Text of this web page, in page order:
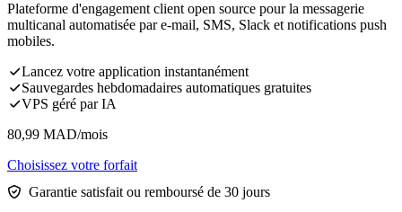
Plateforme d'engagement client open source pour la messagerie
multicanal automatisée par e-mail, SMS, Slack et notifications push
mobiles.
Lancez votre application instantanément
Sauvegardes hebdomadaires automatiques gratuites
VPS géré par IA
80,99 MAD/mois
Choisissez votre forfait
Garantie satisfait ou remboursé de 30 jours